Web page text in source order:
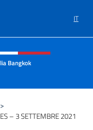
IT
e menù
Bangkok
>
– 3 SETTEMBRE 2021